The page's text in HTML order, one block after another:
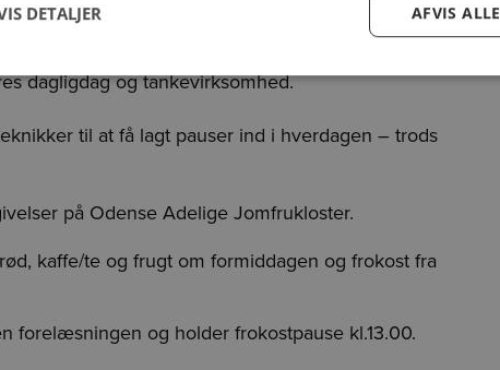
funktioner og læring. Vi vil udforske
Vi vil også tage fat i den ægte pause,
dagligdag og tankevirksomhed.
til at få lagt pauser ind i hverdagen – trods
på Odense Adelige Jomfrukloster.
kaffe/te og frugt om formiddagen og frokost fra
forelæsningen og holder frokostpause kl.13.00.
AFVIS ALLE
DETALJER